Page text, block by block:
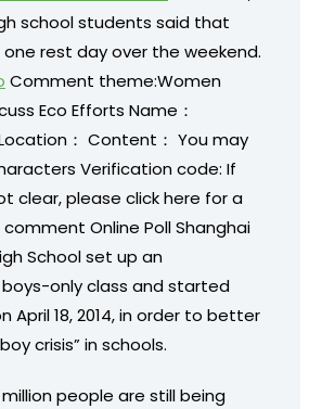
school students said that
rest day over the weekend.
Comment theme:Women
Eco Efforts Name：
： Content： You may
Verification code: If
clear, please click here for a
Online Poll Shanghai
School set up an
only class and started
April 18, 2014, in order to better
crisis” in schools.
million people are still being